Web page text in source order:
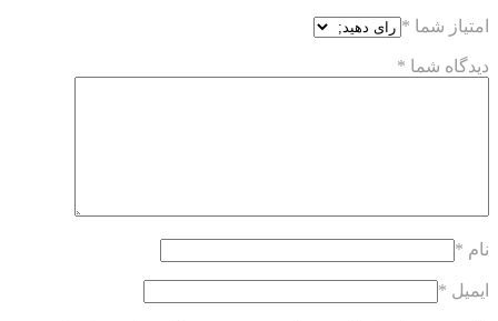
امتیاز شما *
دیدگاه شما *
نام *
ایمیل *